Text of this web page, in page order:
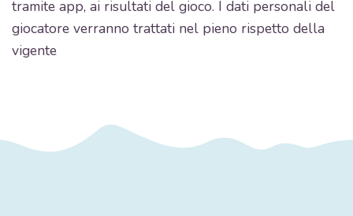
tramite app, ai risultati del gioco. I dati personali del
giocatore verranno trattati nel pieno rispetto della
vigente